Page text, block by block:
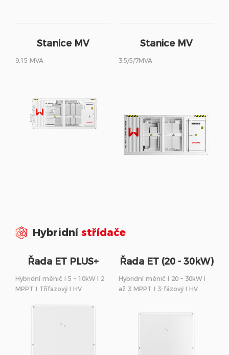
Stanice MV
9,15 MVA
Stanice MV
3.5/5/7MVA
Hybridní střídače
Řada ET PLUS+
(16A)
Hybridní měnič I 5 – 10kW I 2
MPPT I Třífazový I HV
Řada ET (20 - 30kW)
Hybridní měnič I 20 – 30kW I
až 3 MPPT I 3-fázový I HV